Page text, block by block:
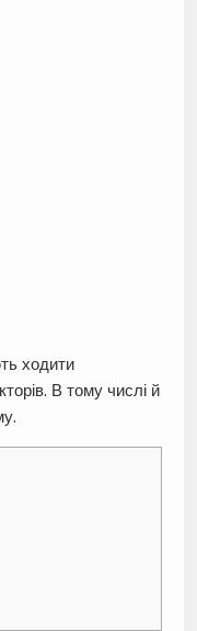
ходити
В тому числі й